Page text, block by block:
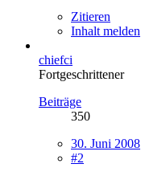
Zitieren
Inhalt melden
chiefci
Fortgeschrittener
Beiträge
350
30. Juni 2008
#2